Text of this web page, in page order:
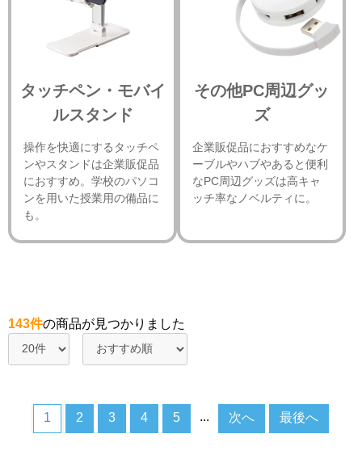
タッチペン・モバイ
ルスタンド
操作を快適にするタッチペ
ンやスタンドは企業販促品
におすすめ。学校のパソコ
ンを用いた授業用の備品に
も。
その他PC周辺グッ
ズ
企業販促品におすすめなケ
ーブルやハブやあると便利
なPC周辺グッズは高キャ
ッチ率なノベルティに。
143件の商品が見つかりました
1 2 3 4 5 ... 次へ 最後へ